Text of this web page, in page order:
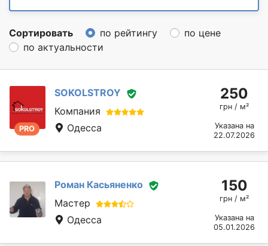
Сортировать по рейтингу
по цене
по актуальности
PRO
SOKOLSTROY
Компания
Одесса
250
грн / м²
Указана на
22.07.2026
Роман Касьяненко
Мастер
Одесса
150
грн / м²
Указана на
05.01.2026